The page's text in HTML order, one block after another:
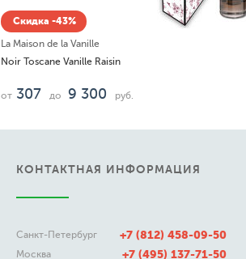
Скидка -43%
La Maison de la Vanille
Noir Toscane Vanille Raisin
от 307 до 9 300 руб.
КОНТАКТНАЯ ИНФОРМАЦИЯ
Санкт-Петербург +7 (812) 458-09-50
Москва +7 (495) 137-71-50